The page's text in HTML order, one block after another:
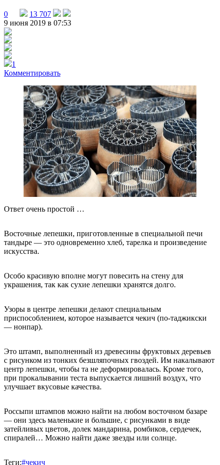
0
13 707
9 июня 2019 в 07:53
1
Комментировать
Ответ очень простой …
Восточные лепешки, приготовленные в специальной печи
тандыре — это одновременно хлеб, тарелка и произведение
искусства.
Особо красивую вполне могут повесить на стену для
украшения, так как сухие лепешки хранятся долго.
Узоры в центре лепешки делают специальным
приспособлением, которое называется чекич (по-таджикски
— нонпар).
Это штамп, выполненный из древесины фруктовых деревьев
с рисунком из тонких безшляпочных гвоздей. Им накалывают
центр лепешки, чтобы та не деформировалась. Кроме того,
при прокалывании теста выпускается лишний воздух, что
улучшает вкусовые качества.
Россыпи штампов можно найти на любом восточном базаре
— они здесь маленькие и большие, с рисунками в виде
затейливых цветов, долек мандарина, ромбиков, сердечек,
спиралей… Можно найти даже звезды или солнце.
Теги:#чекич